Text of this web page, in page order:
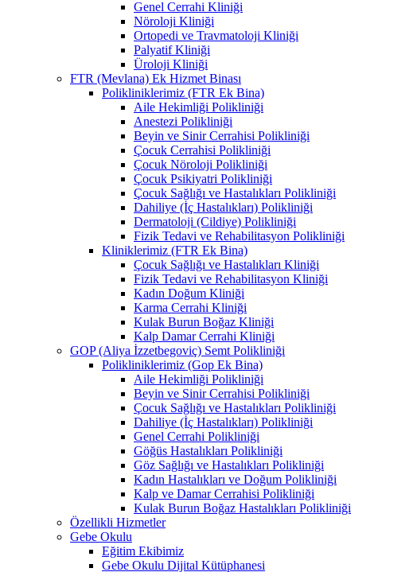
Genel Cerrahi Kliniği
Nöroloji Kliniği
Ortopedi ve Travmatoloji Kliniği
Palyatif Kliniği
Üroloji Kliniği
FTR (Mevlana) Ek Hizmet Binası
Polikliniklerimiz (FTR Ek Bina)
Aile Hekimliği Polikliniği
Anestezi Polikliniği
Beyin ve Sinir Cerrahisi Polikliniği
Çocuk Cerrahisi Polikliniği
Çocuk Nöroloji Polikliniği
Çocuk Psikiyatri Polikliniği
Çocuk Sağlığı ve Hastalıkları Polikliniği
Dahiliye (İç Hastalıkları) Polikliniği
Dermatoloji (Cildiye) Polikliniği
Fizik Tedavi ve Rehabilitasyon Polikliniği
Kliniklerimiz (FTR Ek Bina)
Çocuk Sağlığı ve Hastalıkları Kliniği
Fizik Tedavi ve Rehabilitasyon Kliniği
Kadın Doğum Kliniği
Karma Cerrahi Kliniği
Kulak Burun Boğaz Kliniği
Kalp Damar Cerrahi Kliniği
GOP (Aliya İzzetbegoviç) Semt Polikliniği
Polikliniklerimiz (Gop Ek Bina)
Aile Hekimliği Polikliniği
Beyin ve Sinir Cerrahisi Polikliniği
Çocuk Sağlığı ve Hastalıkları Polikliniği
Dahiliye (İç Hastalıkları) Polikliniği
Genel Cerrahi Polikliniği
Göğüs Hastalıkları Polikliniği
Göz Sağlığı ve Hastalıkları Polikliniği
Kadın Hastalıkları ve Doğum Polikliniği
Kalp ve Damar Cerrahisi Polikliniği
Kulak Burun Boğaz Hastalıkları Polikliniği
Özellikli Hizmetler
Gebe Okulu
Eğitim Ekibimiz
Gebe Okulu Dijital Kütüphanesi